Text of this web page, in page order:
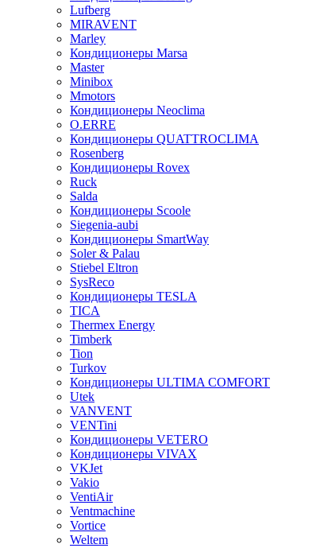
Lufberg
MIRAVENT
Marley
Кондиционеры Marsa
Master
Minibox
Mmotors
Кондиционеры Neoclima
O.ERRE
Кондиционеры QUATTROCLIMA
Rosenberg
Кондиционеры Rovex
Ruck
Salda
Кондиционеры Scoole
Siegenia-aubi
Кондиционеры SmartWay
Soler & Palau
Stiebel Eltron
SysReco
Кондиционеры TESLA
TICA
Thermex Energy
Timberk
Tion
Turkov
Кондиционеры ULTIMA COMFORT
Utek
VANVENT
VENTini
Кондиционеры VETERO
Кондиционеры VIVAX
VKJet
Vakio
VentiAir
Ventmachine
Vortice
Weltem